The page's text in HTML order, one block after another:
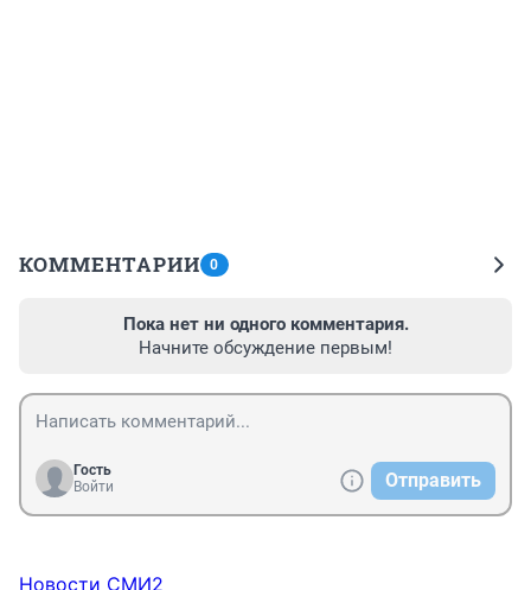
КОММЕНТАРИИ 0
Пока нет ни одного комментария.
Начните обсуждение первым!
Гость
Войти
Отправить
Новости СМИ2